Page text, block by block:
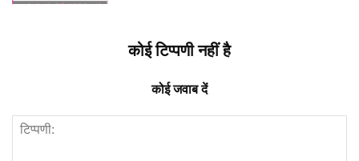
कोई टिप्पणी नहीं है
कोई जवाब दें